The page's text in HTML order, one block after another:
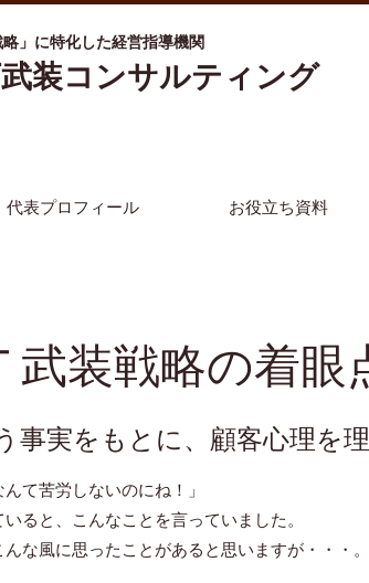
」に特化した経営指導機関
装コンサルティング
代表プロフィール お役立ち資料
武装戦略の着眼
事実をもとに、顧客心理を
て苦労しないのにね！」
ると、こんなことを言っていました。
な風に思ったことがあると思いますが・・・。